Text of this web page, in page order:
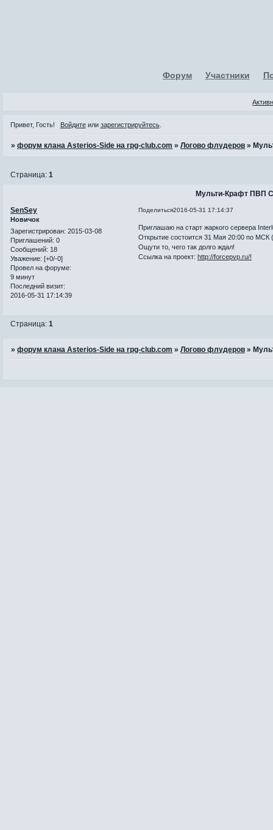
Форум Участники
Привет, Гость! Войдитеили зарегистрируйтесь.
»форум клана Asterios-Side на rpg-club.com »Логово флудеров »
Мульти-Крафт ПВП
Страница:1
Поделиться2016-05-31 17:14:37
SenSey
Новичок
Зарегистрирован: 2015-03-08
Приглашений: 0
Сообщений: 18
Уважение: [+0/-0]
Провел на форуме:
9 минут
Последний визит:
2016-05-31 17:14:39
Приглашаю на старт жаркого сервера
Открытие состоится 31 Мая 20:00 по МСК
Ощути то, чего так долго ждал!
Ссылка на проект:http://forcepvp.ru/!
Страница:1
»форум клана Asterios-Side на rpg-club.com »Логово флудеров »